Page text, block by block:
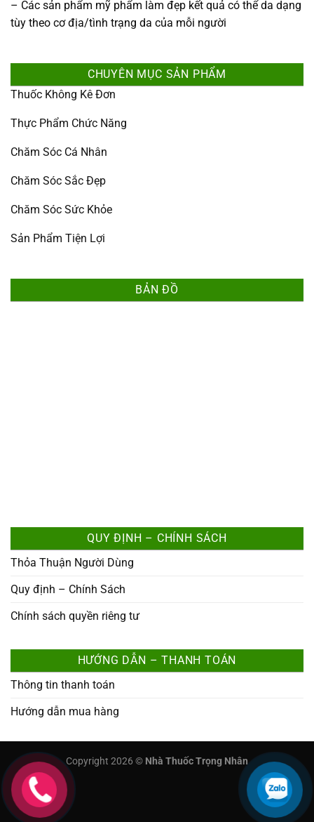
– Các sản phẩm mỹ phẩm làm đẹp kết quả có thể da dạng
tùy theo cơ địa/tình trạng da của mỗi người
CHUYÊN MỤC SẢN PHẨM
Thuốc Không Kê Đơn
Thực Phẩm Chức Năng
Chăm Sóc Cá Nhân
Chăm Sóc Sắc Đẹp
Chăm Sóc Sức Khỏe
Sản Phẩm Tiện Lợi
BẢN ĐỒ
QUY ĐỊNH – CHÍNH SÁCH
Thỏa Thuận Người Dùng
Quy định – Chính Sách
Chính sách quyền riêng tư
HƯỚNG DẪN – THANH TOÁN
Thông tin thanh toán
Hướng dẫn mua hàng
Copyright 2026 © Nhà Thuốc Trọng Nhân